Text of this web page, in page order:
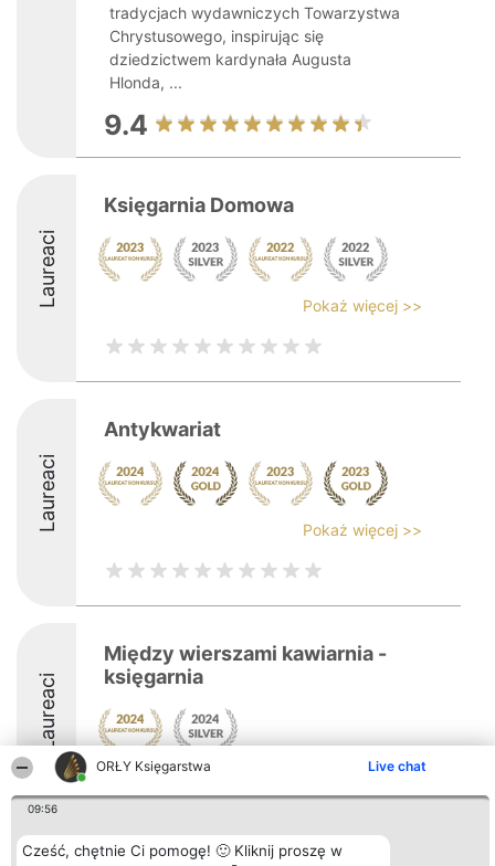
ORŁY Księgarstwa Live chat
09:56
Cześć, chętnie Ci pomogę! 🙂 Kliknij proszę w
tradycjach wydawniczych Towarzystwa
Chrystusowego, inspirując się
dziedzictwem kardynała Augusta
Hlonda, ...
9.4
Laureaci
Księgarnia Domowa
Pokaż więcej >>
Laureaci
Antykwariat
Pokaż więcej >>
Laureaci
Między wierszami kawiarnia -
księgarnia